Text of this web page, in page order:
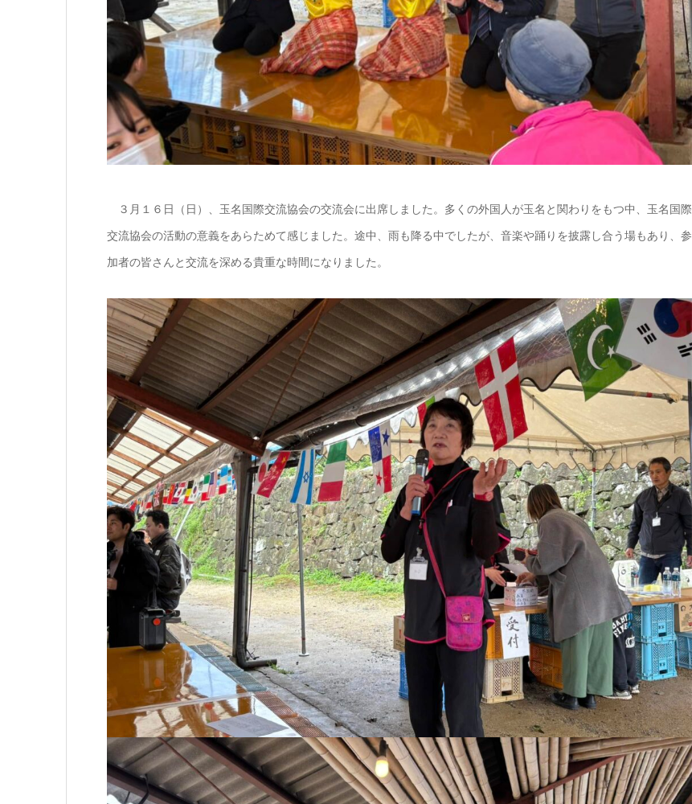
３月１６日（日）、玉名国際交流協会の交流会に出席しました。多くの外国人が玉名と関わりをもつ中、玉名国際
交流協会の活動の意義をあらためて感じました。途中、雨も降る中でしたが、音楽や踊りを披露し合う場もあり、参
加者の皆さんと交流を深める貴重な時間になりました。